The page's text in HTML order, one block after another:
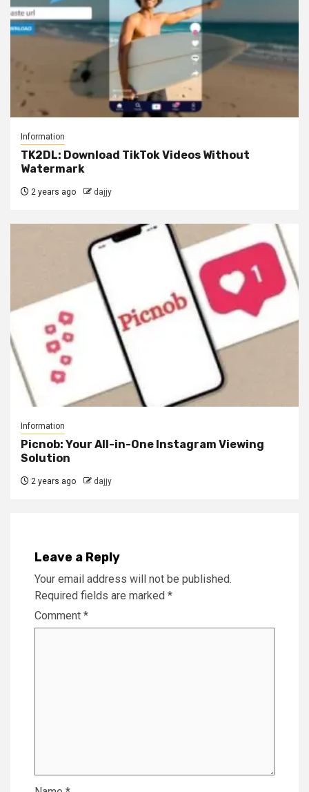
Information
TK2DL: Download TikTok Videos Without
Watermark
2 years ago dajjy
Information
Picnob: Your All-in-One Instagram Viewing
Solution
2 years ago dajjy
Leave a Reply
Your email address will not be published.
Required fields are marked *
Comment *